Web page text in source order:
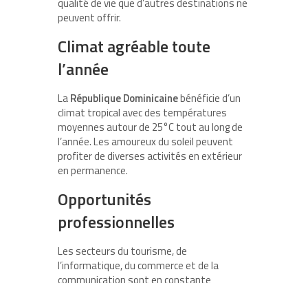
peuvent offrir.
Climat agréable toute
l’année
LaRépublique Dominicainebénéficie d’un
climat tropical avec des températures
moyennes autour de 25°C tout au long de
l’année. Les amoureux du soleil peuvent
profiter de diverses activités en extérieur
en permanence.
Opportunités
professionnelles
Les secteurs du tourisme, de
l’informatique, du commerce et de la
communication sont en constante